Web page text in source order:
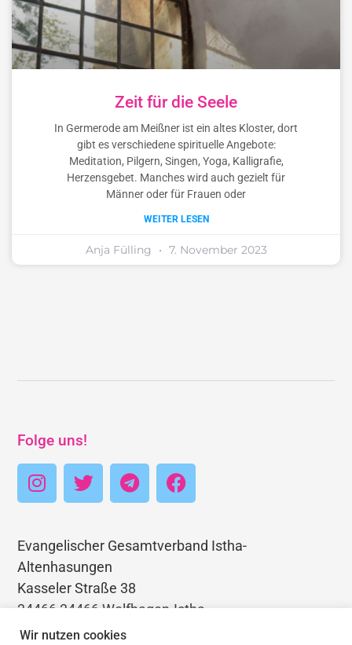
Zeit für die Seele
In Germerode am Meißner ist ein altes Kloster, dort
gibt es verschiedene spirituelle Angebote:
Meditation, Pilgern, Singen, Yoga, Kalligrafie,
Herzensgebet. Manches wird auch gezielt für
Männer oder für Frauen oder
WEITER LESEN
Anja Fülling 7. November 2023
Folge uns!
Evangelischer Gesamtverband Istha-
Altenhasungen
Kasseler Straße 38
34466 34466 Wolfhagen-Istha
Telefon: 05692 3403768
Wir nutzen cookies